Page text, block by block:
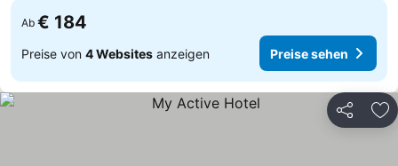
Ab € 184
Preise von 4 Websites anzeigen Preise sehen
Teilen